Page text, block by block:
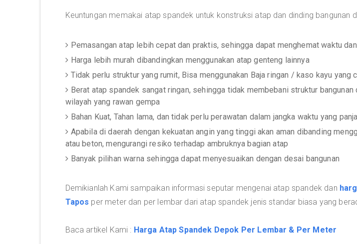
Keuntungan memakai atap spandek untuk konstruksi atap dan dinding bangunan
Pemasangan atap lebih cepat dan praktis, sehingga dapat menghemat waktu
Harga lebih murah dibandingkan menggunakan atap genteng lainnya
Tidak perlu struktur yang rumit, Bisa menggunakan Baja ringan / kaso kayu yang
Berat atap spandek sangat ringan, sehingga tidak membebani struktur bangunan
wilayah yang rawan gempa
Bahan Kuat, Tahan lama, dan tidak perlu perawatan dalam jangka waktu yang
Apabila di daerah dengan kekuatan angin yang tinggi akan aman dibanding
atau beton, mengurangi resiko terhadap ambruknya bagian atap
Banyak pilihan warna sehingga dapat menyesuaikan dengan desai bangunan
Demikianlah Kami sampaikan informasi seputar mengenai atap spandek dan
Tapos per meter dan per lembar dari atap spandek jenis standar biasa yang
Baca artikel Kami : Harga Atap Spandek Depok Per Lembar & Per Meter